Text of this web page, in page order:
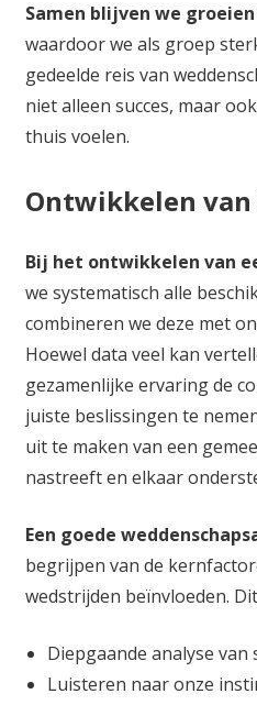
Samen blijven we
waardoor we als groep
gedeelde reis van
niet alleen succes, maar
thuis voelen.
Ontwikkelen
Bij het ontwikkelen van
we systematisch alle
combineren we deze met
Hoewel data veel kan
gezamenlijke ervaring de
juiste beslissingen te
uit te maken van een
nastreeft en elkaar
Een goede
begrijpen van de
wedstrijden beïnvloeden.
Diepgaande analyse
Luisteren naar onze